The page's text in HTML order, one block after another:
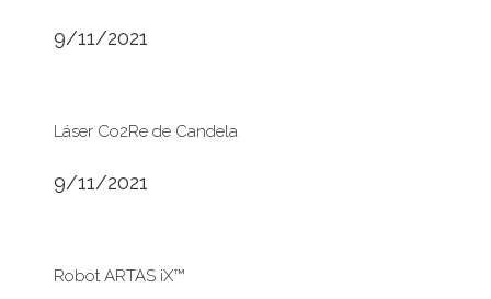
9/11/2021
Láser Co2Re de Candela
9/11/2021
Robot ARTAS iX™